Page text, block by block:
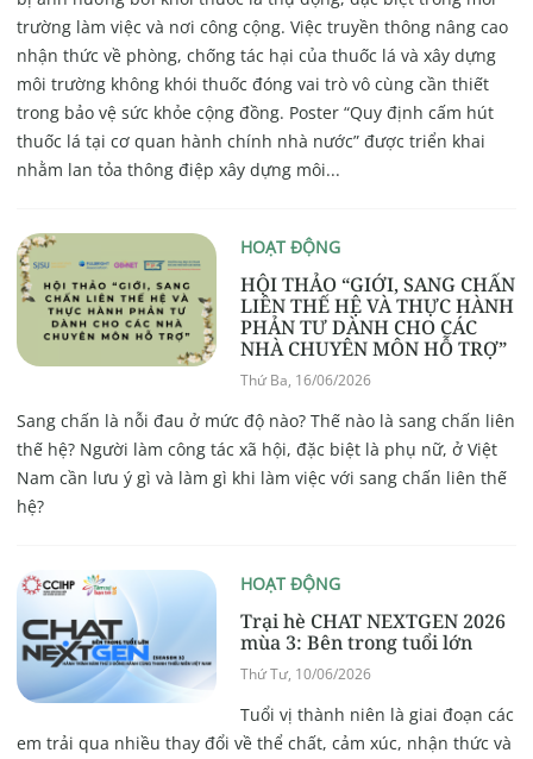
trường làm việc và nơi công cộng. Việc truyền thông nâng cao
nhận thức về phòng, chống tác hại của thuốc lá và xây dựng
môi trường không khói thuốc đóng vai trò vô cùng cần thiết
trong bảo vệ sức khỏe cộng đồng. Poster “Quy định cấm hút
thuốc lá tại cơ quan hành chính nhà nước” được triển khai
nhằm lan tỏa thông điệp xây dựng môi...
HOẠT ĐỘNG
HỘI THẢO “GIỚI, SANG CHẤN
LIÊN THẾ HỆ VÀ THỰC HÀNH
PHẢN TƯ DÀNH CHO CÁC
NHÀ CHUYÊN MÔN HỖ TRỢ”
Thứ Ba, 16/06/2026
Sang chấn là nỗi đau ở mức độ nào? Thế nào là sang chấn liên
thế hệ? Người làm công tác xã hội, đặc biệt là phụ nữ, ở Việt
Nam cần lưu ý gì và làm gì khi làm việc với sang chấn liên thế
hệ?
HOẠT ĐỘNG
Trại hè CHAT NEXTGEN 2026
mùa 3: Bên trong tuổi lớn
Thứ Tư, 10/06/2026
Tuổi vị thành niên là giai đoạn các
em trải qua nhiều thay đổi về thể chất, cảm xúc, nhận thức và